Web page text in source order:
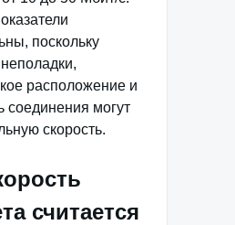
поскольку
расположение и
соединения могут
скорость.
считается